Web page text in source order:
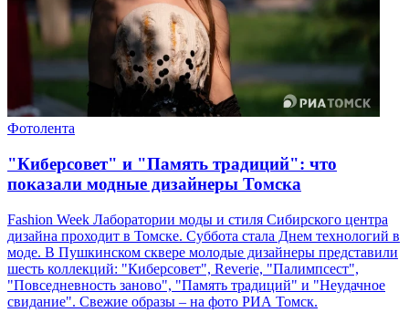
Фотолента
"Киберсовет" и "Память традиций": что
показали модные дизайнеры Томска
Fashion Week Лаборатории моды и стиля Сибирского центра
дизайна проходит в Томске. Суббота стала Днем технологий в
моде. В Пушкинском сквере молодые дизайнеры представили
шесть коллекций: "Киберсовет", Reverie, "Палимпсест",
"Повседневность заново", "Память традиций" и "Неудачное
свидание". Свежие образы – на фото РИА Томск.